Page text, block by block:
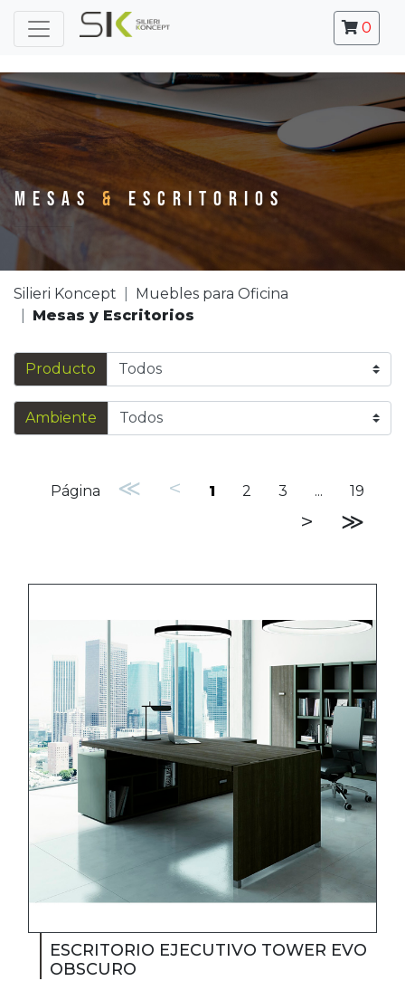
0
MESAS &ESCRITORIOS
Silieri Koncept
Muebles para Oficina
Mesas y Escritorios
Producto
Ambiente
Página ≪ < 1 2 3 ... 19
> ≫
ESCRITORIO EJECUTIVO TOWER EVO
OBSCURO